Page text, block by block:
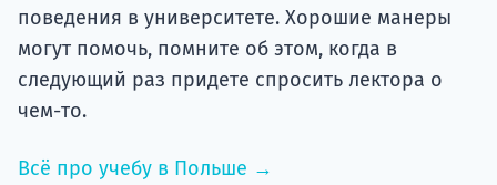
поведения в университете. Хорошие манеры
могут помочь, помните об этом, когда в
следующий раз придете спросить лектора о
чем-то.
Всё про учебу в Польше →